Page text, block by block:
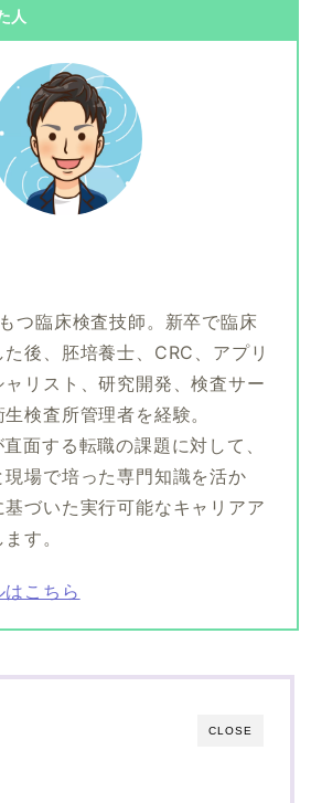
人
つ臨床検査技師。新卒で臨床
後、胚培養士、CRC、アプリ
リスト、研究開発、検査サー
検査所管理者を経験。
面する転職の課題に対して、
場で培った専門知識を活か
基づいた実行可能なキャリアア
す。
こちら
CLOSE